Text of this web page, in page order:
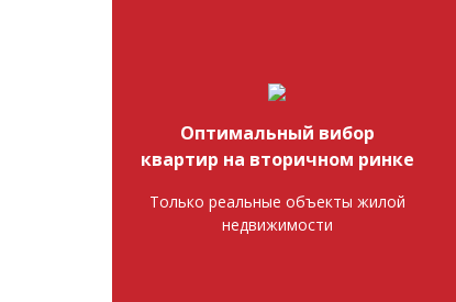
Оптимальный вибор
квартир на вторичном ринке
Только реальные объекты жилой
недвижимости